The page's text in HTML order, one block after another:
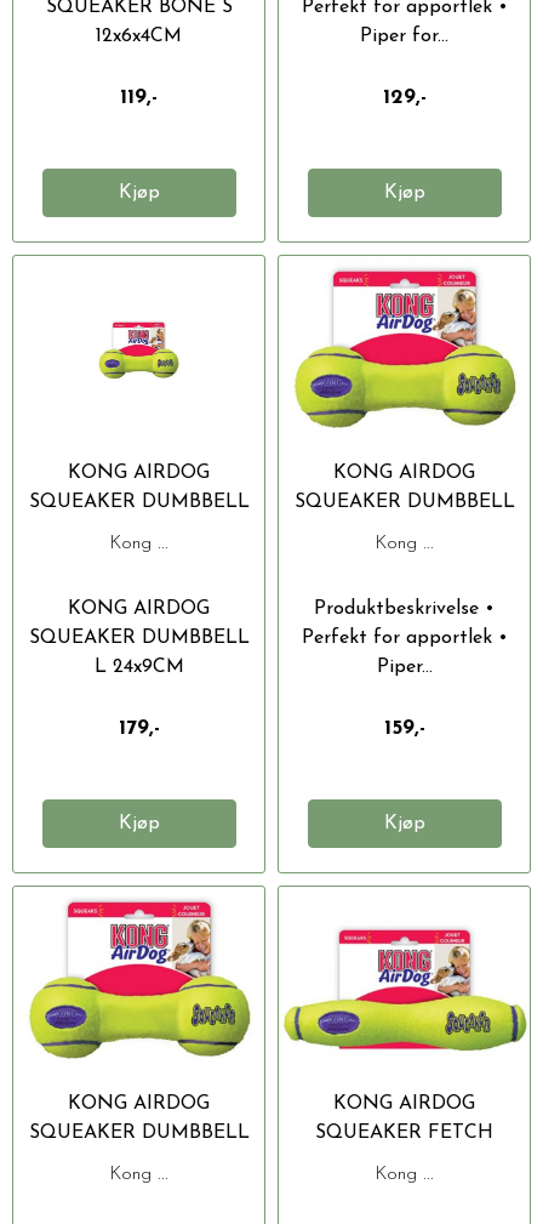
SQUEAKER BONE S
12x6x4CM
119,-
Kjøp
Perfekt for apportlek •
Piper for...
129,-
Kjøp
KONG AIRDOG
SQUEAKER DUMBBELL
L 24X9CM
Kong ...
KONG AIRDOG
SQUEAKER DUMBBELL
L 24x9CM
179,-
Kjøp
KONG AIRDOG
SQUEAKER DUMBBELL
M 18X7CM
Kong ...
Produktbeskrivelse •
Perfekt for apportlek •
Piper...
159,-
Kjøp
KONG AIRDOG
SQUEAKER DUMBBELL
S 14X6CM
Kong ...
KONG AIRDOG
SQUEAKER FETCH
STICK M. TAU L
Kong ...